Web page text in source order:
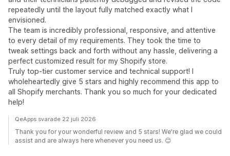
repeatedly until the layout fully matched exactly what I
envisioned.
The team is incredibly professional, responsive, and attentive
to every detail of my requirements. They took the time to
tweak settings back and forth without any hassle, delivering a
perfect customized result for my Shopify store.
Truly top-tier customer service and technical support! I
wholeheartedly give 5 stars and highly recommend this app to
all Shopify merchants. Thank you so much for your dedicated
help!
QeApps svarade 22 juli 2026
Thank you for your wonderful review and 5 stars! We're glad we could
assist and are always here whenever you need us. 😊